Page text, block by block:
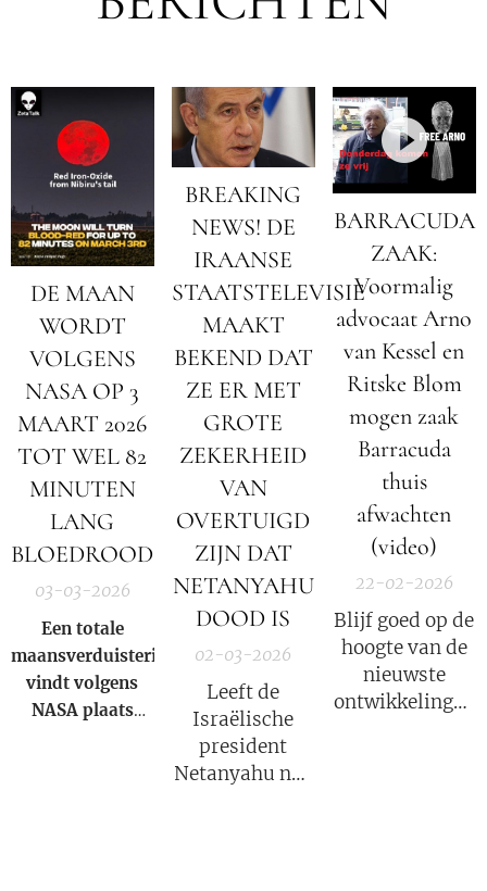
DE MAAN
WORDT
VOLGENS
NASA OP 3
MAART 2026
TOT WEL 82
MINUTEN
LANG
BLOEDROOD
03-03-2026
Een totale
maansverduistering
vindt volgens
NASA plaats
BREAKING
NEWS! DE
IRAANSE
STAATSTELEVISIE
MAAKT
BEKEND DAT
ZE ER MET
GROTE
ZEKERHEID
VAN
OVERTUIGD
ZIJN DAT
NETANYAHU
DOOD IS
02-03-2026
Leeft de
Israëlische
president
Netanyahu nog
BARRACUDA
ZAAK:
Voormalig
advocaat Arno
van Kessel en
Ritske Blom
mogen zaak
Barracuda
thuis
afwachten
(video)
22-02-2026
Blijf goed op de
hoogte van de
nieuwste
ontwikkelingen